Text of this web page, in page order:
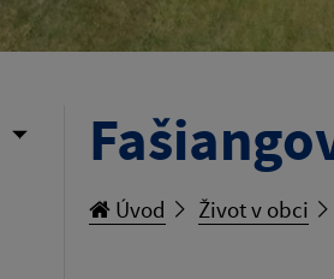
Úvod Život v obci